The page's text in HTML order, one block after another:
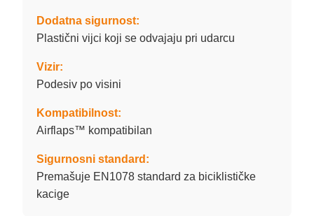
Dodatna sigurnost:
Plastični vijci koji se odvajaju pri udarcu
Vizir:
Podesiv po visini
Kompatibilnost:
Airflaps™ kompatibilan
Sigurnosni standard:
Premašuje EN1078 standard za biciklističke
kacige